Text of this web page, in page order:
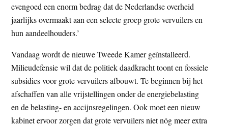
evengoed een enorm bedrag dat de Nederlandse overheid
jaarlijks overmaakt aan een selecte groep grote vervuilers en
hun aandeelhouders.’
Vandaag wordt de nieuwe Tweede Kamer geïnstalleerd.
Milieudefensie wil dat de politiek daadkracht toont en fossiele
subsidies voor grote vervuilers afbouwt. Te beginnen bij het
afschaffen van alle vrijstellingen onder de energiebelasting
en de belasting- en accijnsregelingen. Ook moet een nieuw
kabinet ervoor zorgen dat grote vervuilers niet nóg meer extra